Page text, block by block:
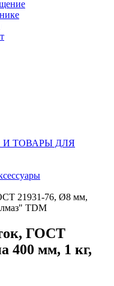
И ТОВАРЫ ДЛЯ
21931-76, Ø8 мм,
TDM
ГОСТ
400 мм, 1 кг,